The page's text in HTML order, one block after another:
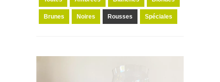
Brunes Noires Rousses Spéciales